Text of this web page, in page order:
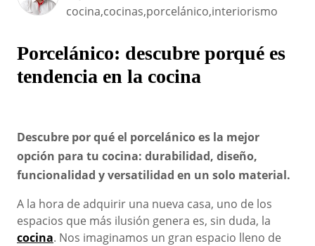
cocina,cocinas,porcelánico,interiorismo
Porcelánico: descubre porqué es
tendencia en la cocina
Descubre por qué el porcelánico es la mejor
opción para tu cocina: durabilidad, diseño,
funcionalidad y versatilidad en un solo material.
A la hora de adquirir una nueva casa, uno de los
espacios que más ilusión genera es, sin duda, la
cocina. Nos imaginamos un gran espacio lleno de